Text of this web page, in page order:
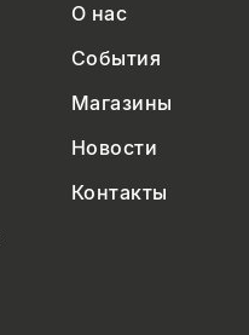
О нас
События
Магазины
Новости
Контакты